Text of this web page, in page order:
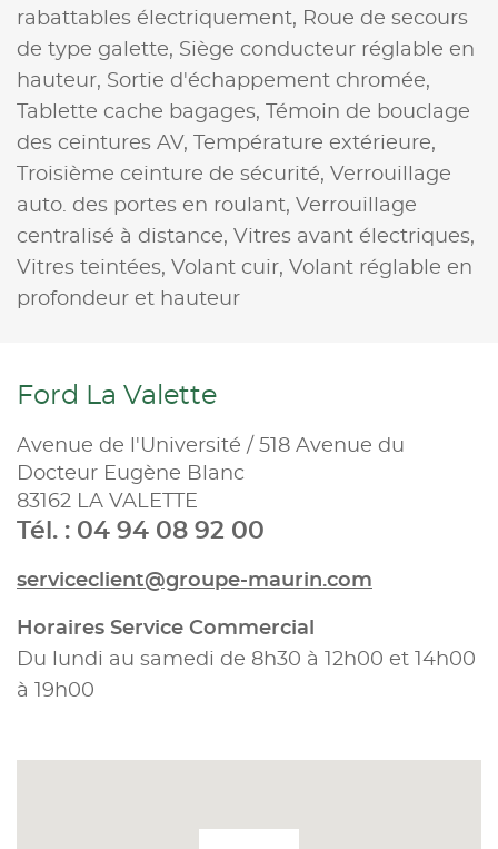
rabattables électriquement, Roue de secours
de type galette, Siège conducteur réglable en
hauteur, Sortie d'échappement chromée,
Tablette cache bagages,
Témoin de bouclage
des ceintures AV,
Température extérieure,
Troisième ceinture de sécurité, Verrouillage
auto. des portes en roulant, Verrouillage
centralisé à distance, Vitres avant électriques,
Vitres teintées, Volant cuir, Volant réglable en
profondeur et hauteur
Ford La Valette
Avenue de l'Université / 518 Avenue du
Docteur Eugène Blanc
83162 LA VALETTE
Tél. : 04 94 08 92 00
serviceclient@groupe-maurin.com
Horaires Service Commercial
Du lundi au samedi de 8h30 à 12h00 et 14h00
à 19h00